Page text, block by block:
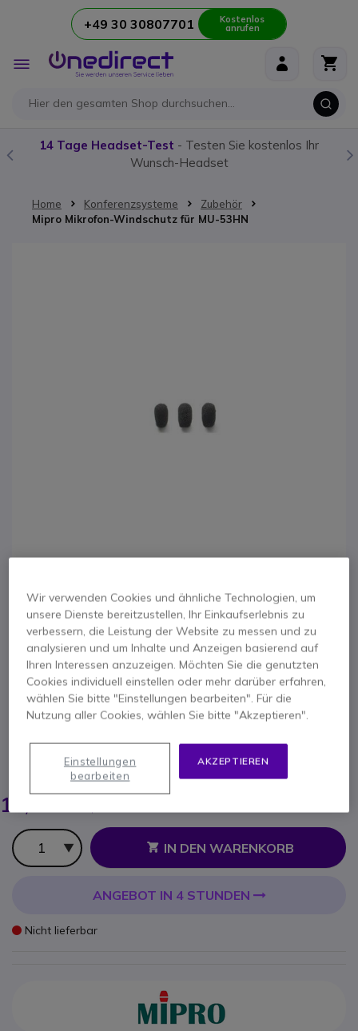
Zum Inhalt springen+49 30 30807701 Kostenlos
anrufen
Navigation
umschalten
14 Tage Headset-Test - Testen Sie kostenlos Ihr
Wunsch-Headset
Home Konferenzsysteme
Zubehör
Mipro Mikrofon-Windschutz für MU-53HN
Mipro Mikrofon-
Windschutz für MU-
53HN
Produkt-Referenz: MIPROBMU53HN // Hersteller-Referenz: SMI0972
ERSPARNIS 2,00 €
12,95 €
Anzahl
IN DEN WARENKORB
ANGEBOT IN 4 STUNDEN
Nicht lieferbar
Zum Anfang der Bildgalerie springen
Wir verwenden Cookies und ähnliche Technologien, um
unsere Dienste bereitzustellen, Ihr Einkaufserlebnis zu
verbessern, die Leistung der Website zu messen und zu
analysieren und um Inhalte und Anzeigen basierend auf
Ihren Interessen anzuzeigen. Möchten Sie die genutzten
Cookies individuell einstellen oder mehr darüber erfahren,
wählen Sie bitte "Einstellungen bearbeiten". Für die
Nutzung aller Cookies, wählen Sie bitte "Akzeptieren".
AKZEPTIEREN
Einstellungen
bearbeiten